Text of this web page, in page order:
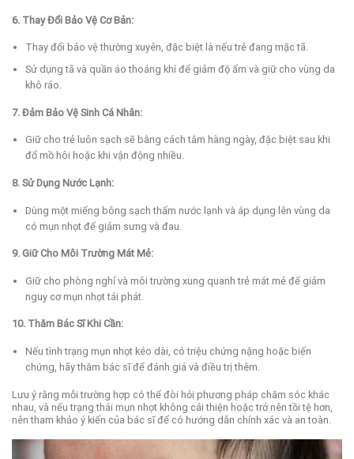
6. Thay Đổi Bảo Vệ Cơ Bản:
Thay đổi bảo vệ thường xuyên, đặc biệt là nếu trẻ đang mặc tã.
Sử dụng tã và quần áo thoáng khí để giảm độ ẩm và giữ cho vùng da
khô ráo.
7. Đảm Bảo Vệ Sinh Cá Nhân:
Giữ cho trẻ luôn sạch sẽ bằng cách tắm hàng ngày, đặc biệt sau khi
đổ mồ hôi hoặc khi vận động nhiều.
8. Sử Dụng Nước Lạnh:
Dùng một miếng bông sạch thấm nước lạnh và áp dụng lên vùng da
có mụn nhọt để giảm sưng và đau.
9. Giữ Cho Môi Trường Mát Mẻ:
Giữ cho phòng nghỉ và môi trường xung quanh trẻ mát mẻ để giảm
nguy cơ mụn nhọt tái phát.
10. Thăm Bác Sĩ Khi Cần:
Nếu tình trạng mụn nhọt kéo dài, có triệu chứng nặng hoặc biến
chứng, hãy thăm bác sĩ để đánh giá và điều trị thêm.
Lưu ý rằng mỗi trường hợp có thể đòi hỏi phương pháp chăm sóc khác
nhau, và nếu trạng thái mụn nhọt không cải thiện hoặc trở nên tồi tệ hơn,
nên tham khảo ý kiến của bác sĩ để có hướng dẫn chính xác và an toàn.